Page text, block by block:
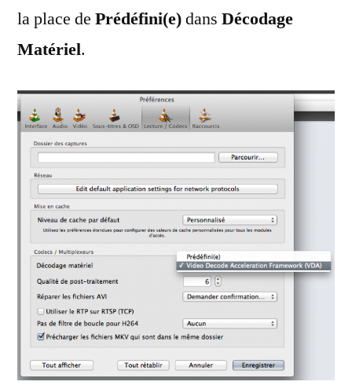
la place de Prédéfini(e)dans Décodage
Matériel.